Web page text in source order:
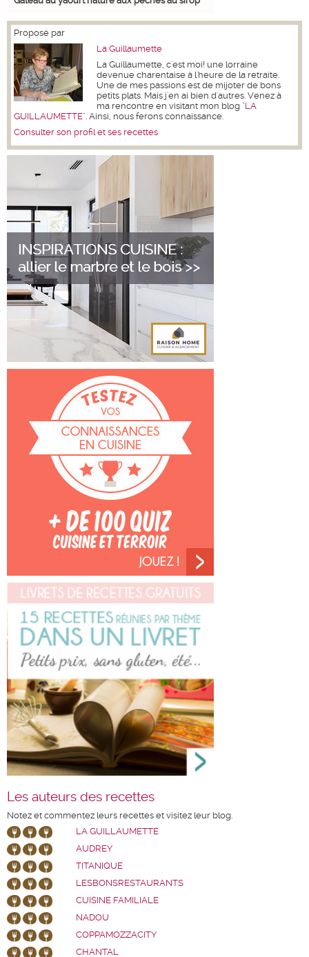
Proposé par
La Guillaumette
La Guillaumette, c'est moi! une lorraine
devenue charentaise à l'heure de la retraite.
Une de mes passions est de mijoter de bons
petits plats. Mais j'en ai bien d'autres. Venez à
ma rencontre en visitant mon blog "LA
GUILLAUMETTE". Ainsi, nous ferons connaissance.
Consulter son profil et ses recettes
Les auteurs des recettes
Notez et commentez leurs recettes et visitez leur blog.
LA GUILLAUMETTE
AUDREY
TITANIQUE
LESBONSRESTAURANTS
CUISINE FAMILIALE
NADOU
COPPAMOZZACITY
CHANTAL